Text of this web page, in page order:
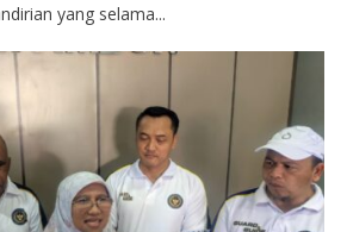
yang selama...